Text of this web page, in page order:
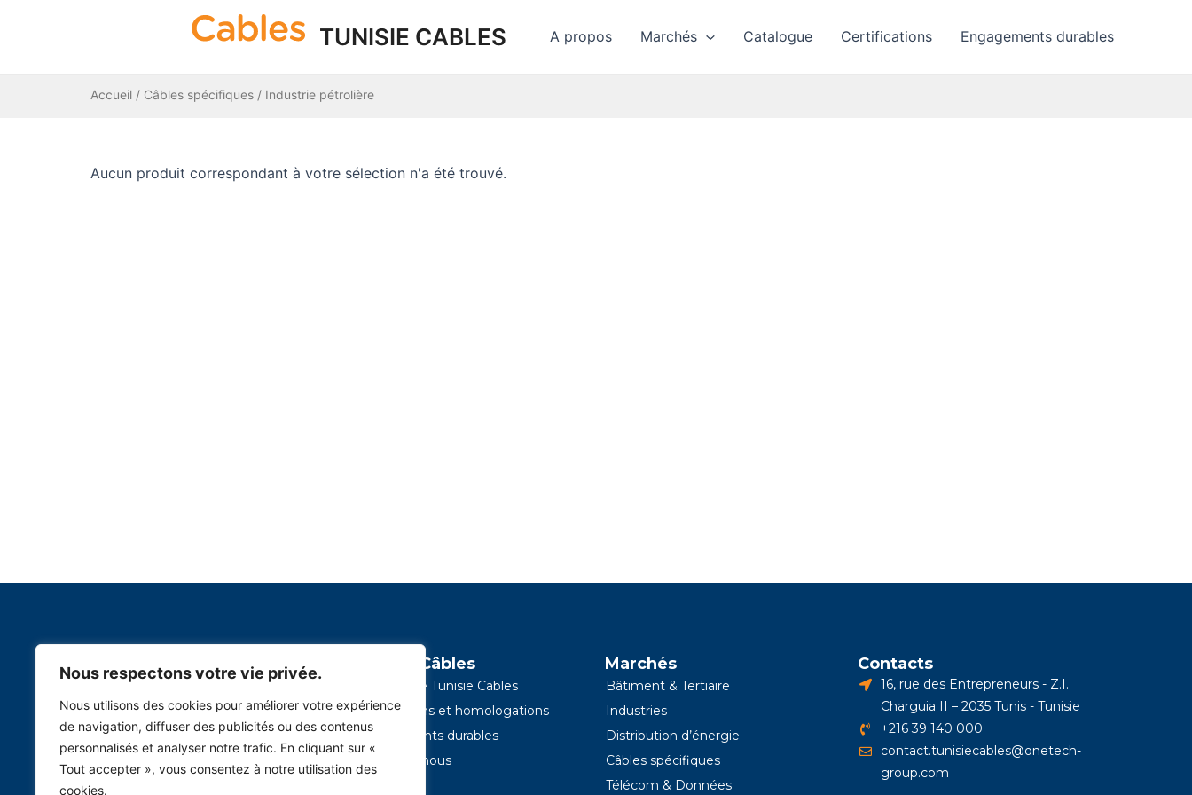
Nous respectons votre vie privée.
Nous utilisons des cookies pour améliorer votre expérience
de navigation, diffuser des publicités ou des contenus
personnalisés et analyser notre trafic. En cliquant sur «
Tout accepter », vous consentez à notre utilisation des
cookies.
TUNISIE CABLES A propos Marchés Catalogue Certifications Engagements durables
Accueil / Câbles spécifiques / Industrie pétrolière
Aucun produit correspondant à votre sélection n'a été trouvé.
F
a
c
e
b
o
o
k
L
i
n
k
e
d
i
n
T
w
i
t
t
e
r
Y
o
u
t
u
b
e
Tunisie Câbles
A propos de Tunisie Cables
Certifications et homologations
Engagements durables
Contactez nous
Marchés
Bâtiment & Tertiaire
Industries
Distribution d’énergie
Câbles spécifiques
Télécom & Données
Contacts
16, rue des Entrepreneurs - Z.I.
Charguia II – 2035 Tunis - Tunisie
+216 39 140 000
contact.tunisiecables@onetech-
group.com